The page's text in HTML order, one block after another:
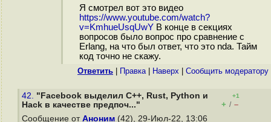
Я смотрел вот это видео
https://www.youtube.com/watch?
v=KmhueUsqUwYВ конце в секциях
вопросов было вопрос про сравнение с
Erlang, на что был ответ, что это nda. Тайм
код точно не скажу.
Ответить Правка| Наверх Cообщить модератору
42. "Facebook выделил C++, Rust, Python и
Hack в качестве предпоч..."
+1
+ / –
Сообщение от Аноним (42), 29-Июл-22, 13:06